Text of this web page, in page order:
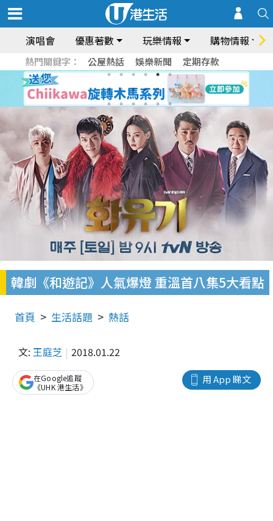
演唱會 優惠著數 玩樂情報 購物情報
熱門關鍵字： 公屋熱話 娛樂新聞 定期存款
韓劇《和遊記》人氣爆燈 重溫首八集5大看點
首頁 生活話題 熱話
文: 王庭芝 2018.01.22
用 App 睇文
在Google追蹤
《UHK 港生活》